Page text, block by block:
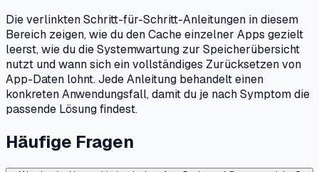
Die verlinkten Schritt-für-Schritt-Anleitungen in diesem
Bereich zeigen, wie du den Cache einzelner Apps gezielt
leerst, wie du die Systemwartung zur Speicherübersicht
nutzt und wann sich ein vollständiges Zurücksetzen von
App-Daten lohnt. Jede Anleitung behandelt einen
konkreten Anwendungsfall, damit du je nach Symptom die
passende Lösung findest.
Häufige Fragen